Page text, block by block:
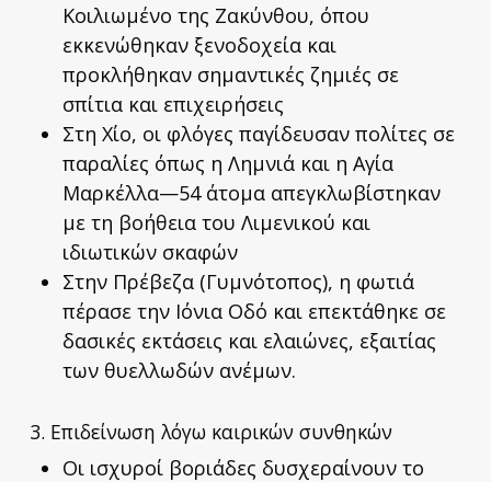
Κοιλιωμένο της Ζακύνθου, όπου
εκκενώθηκαν ξενοδοχεία και
προκλήθηκαν σημαντικές ζημιές σε
σπίτια και επιχειρήσεις
Στη Χίο, οι φλόγες παγίδευσαν πολίτες σε
παραλίες όπως η Λημνιά και η Αγία
Μαρκέλλα—54 άτομα απεγκλωβίστηκαν
με τη βοήθεια του Λιμενικού και
ιδιωτικών σκαφών
Στην Πρέβεζα (Γυμνότοπος), η φωτιά
πέρασε την Ιόνια Οδό και επεκτάθηκε σε
δασικές εκτάσεις και ελαιώνες, εξαιτίας
των θυελλωδών ανέμων.
3. Επιδείνωση λόγω καιρικών συνθηκών
Οι ισχυροί βοριάδες δυσχεραίνουν το